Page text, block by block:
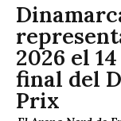
2026 el
final del
Prix